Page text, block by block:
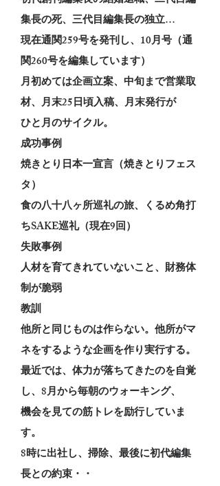
集長の死、三代目編集長の独立…
現在通関259号を発刊し、10月号（通
関260号を編集しています）
月初めては企画立案、中旬まで営業取
材、月末25日頃入稿、月末発行が
ひと月のサイクル。
成功事例
焼きとり日本一宣言（焼きとりフェス
タ）
食の八十八ヶ所巡礼の旅、くるめ角打
ちSAKE巡礼（現在9回）
失敗事例
人材を育てきれていないこと、財務体
制が脆弱
教訓
他所と同じものは作らない。他所がマ
ネをするような企画を作り実行する。
最近では、体力が落ちてきたのを自覚
し、8月から毎朝のウォーキング、
機会を見ての筋トレを励行していま
す。
8時に出社し、掃除、最後に初代編集
長との約束・・